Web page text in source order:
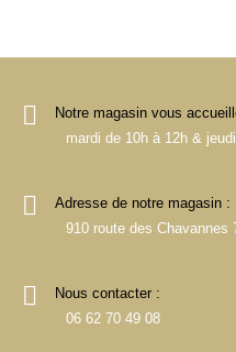
Notre magasin vous
mardi de 10h à 12h &
Adresse de notre magasin :
910 route des Chavannes
Nous contacter :
06 62 70 49 08